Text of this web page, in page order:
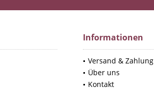
Informationen
Versand & Zahlung
Über uns
Kontakt